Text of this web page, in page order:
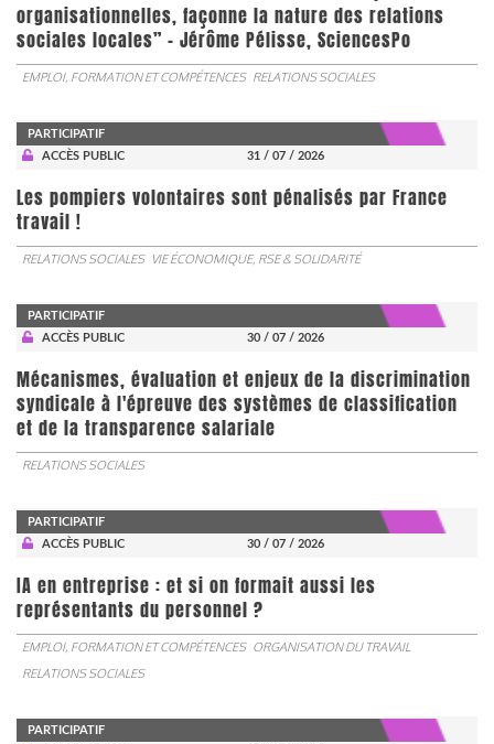
organisationnelles, façonne la nature des relations
sociales locales” - Jérôme Pélisse, SciencesPo
EMPLOI, FORMATION ET COMPÉTENCES RELATIONS SOCIALES
PARTICIPATIF
ACCÈS PUBLIC
31 / 07 / 2026
Les pompiers volontaires sont pénalisés par France
travail !
RELATIONS SOCIALES VIE ÉCONOMIQUE, RSE & SOLIDARITÉ
PARTICIPATIF
ACCÈS PUBLIC
30 / 07 / 2026
Mécanismes, évaluation et enjeux de la discrimination
syndicale à l'épreuve des systèmes de classification
et de la transparence salariale
RELATIONS SOCIALES
PARTICIPATIF
ACCÈS PUBLIC
30 / 07 / 2026
IA en entreprise : et si on formait aussi les
représentants du personnel ?
EMPLOI, FORMATION ET COMPÉTENCES ORGANISATION DU TRAVAIL
RELATIONS SOCIALES
PARTICIPATIF